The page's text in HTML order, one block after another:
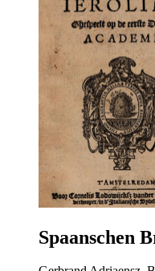
Spaanschen